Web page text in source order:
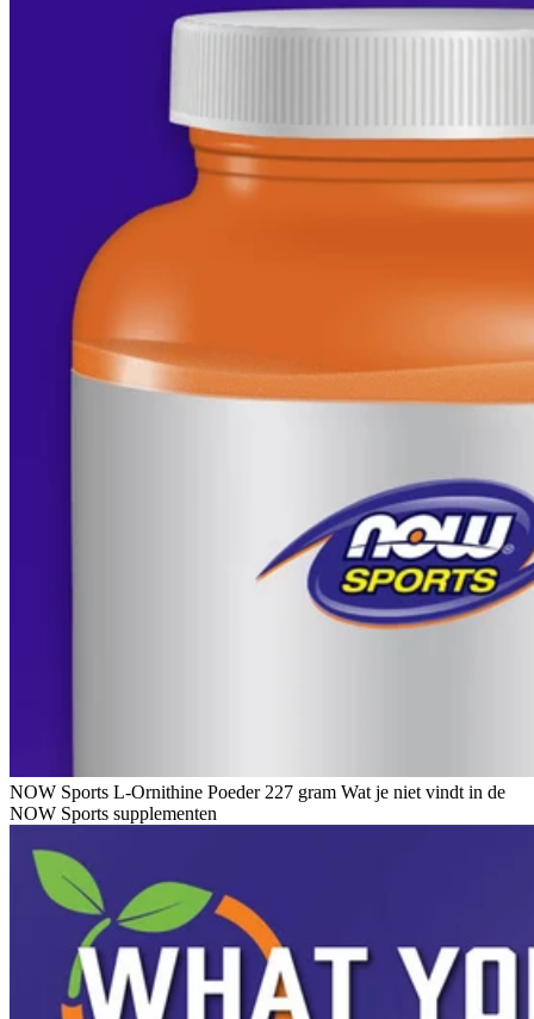
NOW Sports L-Ornithine Poeder 227 gram Wat je niet vindt in de
NOW Sports supplementen